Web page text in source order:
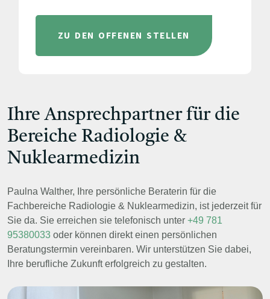
ZU DEN OFFENEN STELLEN
Ihre Ansprechpartner für die
Bereiche Radiologie &
Nuklearmedizin
Paulna Walther, Ihre persönliche Beraterin für die
Fachbereiche Radiologie & Nuklearmedizin, ist jederzeit für
Sie da. Sie erreichen sie telefonisch unter +49 781
95380033 oder können direkt einen persönlichen
Beratungstermin vereinbaren. Wir unterstützen Sie dabei,
Ihre berufliche Zukunft erfolgreich zu gestalten.